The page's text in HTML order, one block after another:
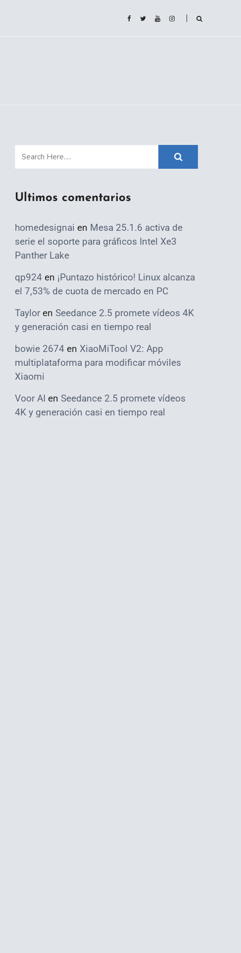
Ultimos comentarios
homedesignai en Mesa 25.1.6 activa de
serie el soporte para gráficos Intel Xe3
Panther Lake
qp924 en ¡Puntazo histórico! Linux alcanza
el 7,53% de cuota de mercado en PC
Taylor en Seedance 2.5 promete vídeos 4K
y generación casi en tiempo real
bowie 2674 en XiaoMiTool V2: App
multiplataforma para modificar móviles
Xiaomi
Voor AI en Seedance 2.5 promete vídeos
4K y generación casi en tiempo real